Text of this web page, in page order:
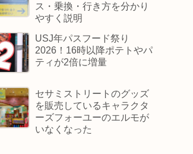
ス・乗換・行き方を分かり
やすく説明
USJ年パスフード祭り
2026！16時以降ポテトやパ
ティが2倍に増量
セサミストリートのグッズ
を販売しているキャラクタ
ーズフォーユーのエルモが
いなくなった